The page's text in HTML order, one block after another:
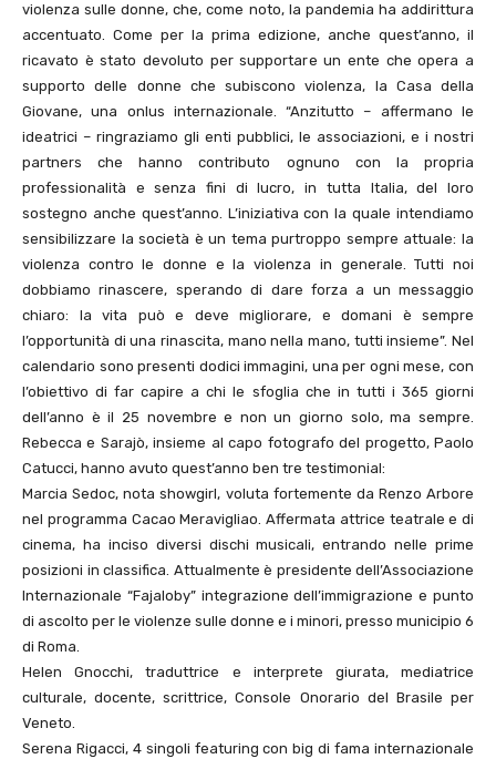
violenza sulle donne, che, come noto, la pandemia ha addirittura
accentuato. Come per la prima edizione, anche quest’anno, il
ricavato è stato devoluto per supportare un ente che opera a
supporto delle donne che subiscono violenza, la Casa della
Giovane, una onlus internazionale. “Anzitutto – affermano le
ideatrici – ringraziamo gli enti pubblici, le associazioni, e i nostri
partners che hanno contributo ognuno con la propria
professionalità e senza fini di lucro, in tutta Italia, del loro
sostegno anche quest’anno. L’iniziativa con la quale intendiamo
sensibilizzare la società è un tema purtroppo sempre attuale: la
violenza contro le donne e la violenza in generale. Tutti noi
dobbiamo rinascere, sperando di dare forza a un messaggio
chiaro: la vita può e deve migliorare, e domani è sempre
l’opportunità di una rinascita, mano nella mano, tutti insieme”. Nel
calendario sono presenti dodici immagini, una per ogni mese, con
l’obiettivo di far capire a chi le sfoglia che in tutti i 365 giorni
dell’anno è il 25 novembre e non un giorno solo, ma sempre.
Rebecca e Sarajò, insieme al capo fotografo del progetto, Paolo
Catucci, hanno avuto quest’anno ben tre testimonial:
Marcia Sedoc, nota showgirl, voluta fortemente da Renzo Arbore
nel programma Cacao Meravigliao. Affermata attrice teatrale e di
cinema, ha inciso diversi dischi musicali, entrando nelle prime
posizioni in classifica. Attualmente è presidente dell’Associazione
Internazionale “Fajaloby” integrazione dell’immigrazione e punto
di ascolto per le violenze sulle donne e i minori, presso municipio 6
di Roma.
Helen Gnocchi, traduttrice e interprete giurata, mediatrice
culturale, docente, scrittrice, Console Onorario del Brasile per
Veneto.
Serena Rigacci, 4 singoli featuring con big di fama internazionale